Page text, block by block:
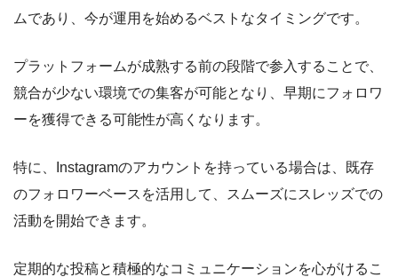
ムであり、今が運用を始めるベストなタイミングです。
プラットフォームが成熟する前の段階で参入することで、
競合が少ない環境での集客が可能となり、早期にフォロワ
ーを獲得できる可能性が高くなります。
特に、Instagramのアカウントを持っている場合は、既存
のフォロワーベースを活用して、スムーズにスレッズでの
活動を開始できます。
定期的な投稿と積極的なコミュニケーションを心がけるこ